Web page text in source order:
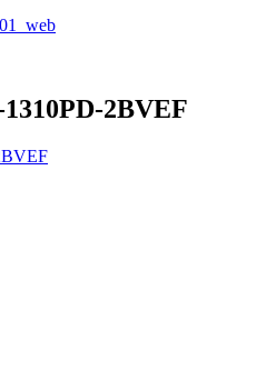
2BVEF